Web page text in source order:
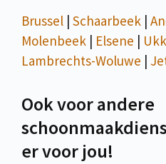
Brussel Schaarbeek
Molenbeek
Elsene
Lambrechts-Woluwe
Ook voor andere
er voor jou!